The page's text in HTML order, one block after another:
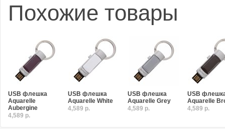
Похожие товары
USB флешка
Aquarelle
Aubergine
4,589 р.
USB флешка
Aquarelle White
4,589 р.
USB флешка
Aquarelle Grey
4,589 р.
USB
Aquarelle
4,589 р.